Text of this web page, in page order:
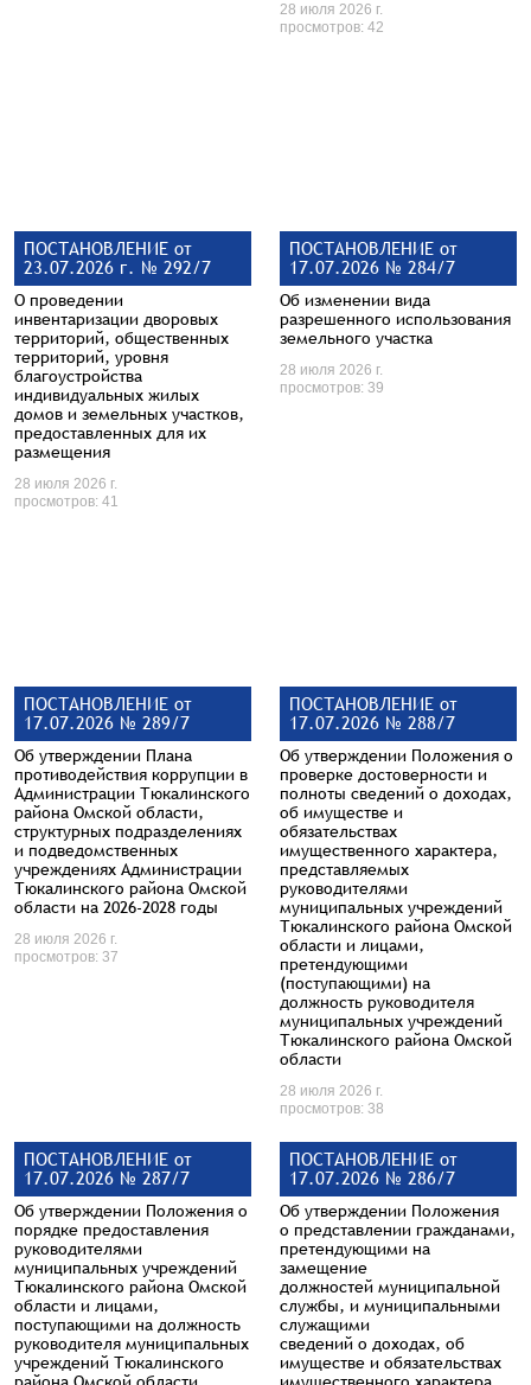
28 июля 2026 г.
просмотров: 42
ПОСТАНОВЛЕНИЕ от
23.07.2026 г. № 292/7
О проведении
инвентаризации дворовых
территорий, общественных
территорий, уровня
благоустройства
индивидуальных жилых
домов и земельных участков,
предоставленных для их
размещения
28 июля 2026 г.
просмотров: 41
ПОСТАНОВЛЕНИЕ от
17.07.2026 № 284/7
Об изменении вида
разрешенного использования
земельного участка
28 июля 2026 г.
просмотров: 39
ПОСТАНОВЛЕНИЕ от
17.07.2026 № 289/7
Об утверждении Плана
противодействия коррупции в
Администрации Тюкалинского
района Омской области,
структурных подразделениях
и подведомственных
учреждениях Администрации
Тюкалинского района Омской
области на 2026-2028 годы
28 июля 2026 г.
просмотров: 37
ПОСТАНОВЛЕНИЕ от
17.07.2026 № 288/7
Об утверждении Положения о
проверке достоверности и
полноты сведений о доходах,
об имуществе и
обязательствах
имущественного характера,
представляемых
руководителями
муниципальных учреждений
Тюкалинского района Омской
области и лицами,
претендующими
(поступающими) на
должность руководителя
муниципальных учреждений
Тюкалинского района Омской
области
28 июля 2026 г.
просмотров: 38
ПОСТАНОВЛЕНИЕ от
17.07.2026 № 287/7
Об утверждении Положения о
порядке предоставления
руководителями
муниципальных учреждений
Тюкалинского района Омской
области и лицами,
поступающими на должность
руководителя муниципальных
учреждений Тюкалинского
ПОСТАНОВЛЕНИЕ от
17.07.2026 № 286/7
Об утверждении Положения
о представлении гражданами,
претендующими на
замещение
должностей муниципальной
службы, и муниципальными
служащими
сведений о доходах, об
имуществе и обязательствах